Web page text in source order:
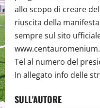
allo scopo di creare
riuscita della
sempre sul sito
Tel al numero del
In allegato info delle
SULL'AUTORE